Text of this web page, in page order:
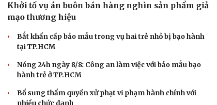
Khởi tố vụ án buôn bán hàng nghìn sản phẩm giả
mạo thương hiệu
Bắt khẩn cấp bảo mẫu trong vụ hai trẻ nhỏ bị bạo hành
tại TP.HCM
Nóng 24h ngày 8/8: Công an làm việc với bảo mẫu bạo
hành trẻ ở TP.HCM
Bổ sung thẩm quyền xử phạt vi phạm hành chính với
nhiều chức danh